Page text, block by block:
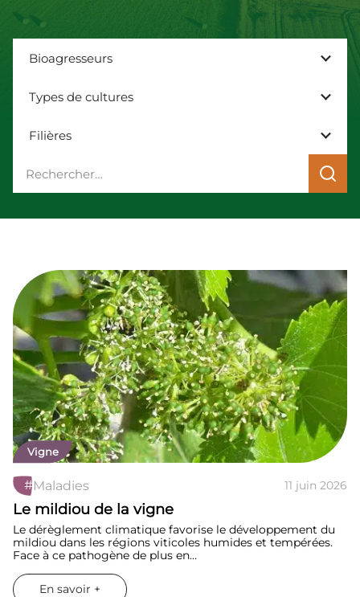
Bioagresseurs
Types de cultures
Filières
Vigne
#Maladies 11 juin 2026
Le mildiou de la vigne
Le dérèglement climatique favorise le développement du
mildiou dans les régions viticoles humides et tempérées.
Face à ce pathogène de plus en…
En savoir +